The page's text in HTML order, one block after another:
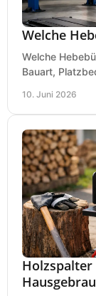
Welche
Welche
Bauart,
10. Juni 2026